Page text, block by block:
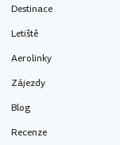
Destinace
Letiště
Aerolinky
Zájezdy
Blog
Recenze